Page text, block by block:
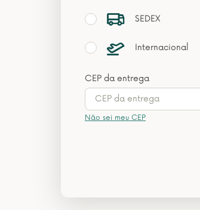
SEDEX
Internacional
CEP da entrega
Não sei meu CEP